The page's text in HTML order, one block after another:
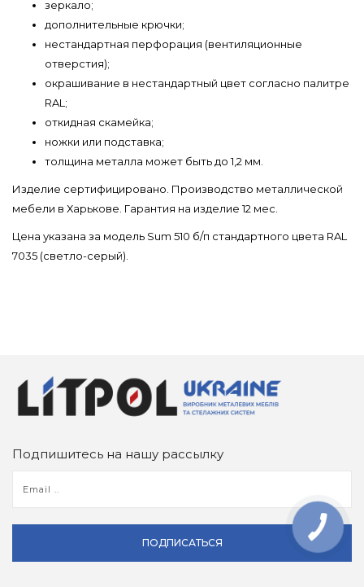
зеркало;
дополнительные крючки;
нестандартная перфорация (вентиляционные
отверстия);
окрашивание в нестандартный цвет согласно палитре
RAL;
откидная скамейка;
ножки или подставка;
толщина металла может быть до 1,2 мм.
Изделие сертифицировано. Производство металлической
мебели в Харькове. Гарантия на изделие 12 мес.
Цена указана за модель Sum 510 б/п стандартного цвета RAL
7035 (светло-серый).
Подпишитесь на нашу рассылку
ПОДПИСАТЬСЯ